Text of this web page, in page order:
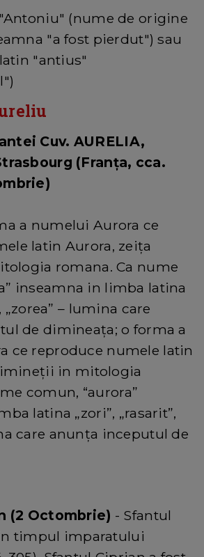
(nume de origine
"a fost pierdut") sau
"antius"
Cuv. AURELIA,
(Franţa, cca.
a numelui Aurora ce
latin Aurora, zeiţa
romana. Ca nume
inseamna in limba latina
„zorea” – lumina care
de dimineaţa; o forma a
ce reproduce numele latin
in mitologia
comun, “aurora”
latina „zori”, „rasarit”,
care anunţa inceputul de
(2 Octombrie) - Sfantul
timpul imparatului